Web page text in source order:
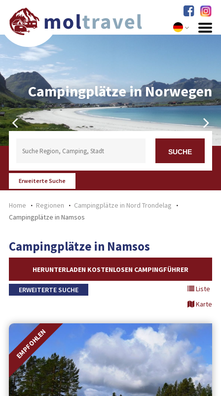
Campingplätze in Norwegen
Erweiterte Suche
Home Regionen
Campingplätze in Nord Trondelag
Campingplätze in Namsos
Campingplätze in Namsos
HERUNTERLADEN KOSTENLOSEN CAMPINGFÜHRER
ERWEITERTE SUCHE
Liste
Karte
EMPFOHLEN